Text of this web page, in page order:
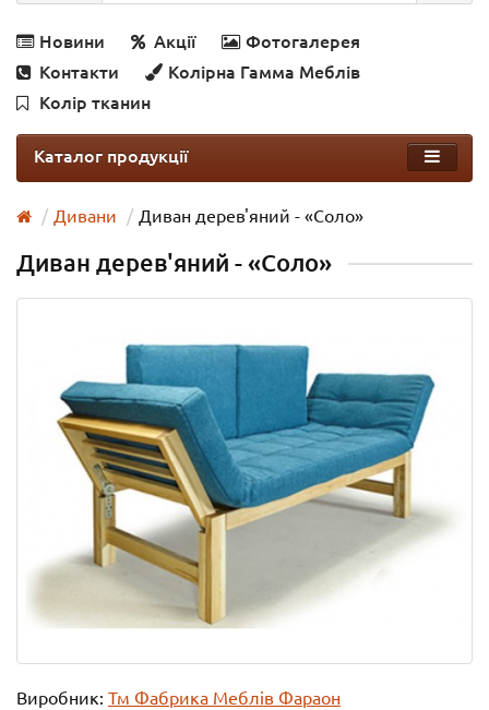
Новини Акції
Фотогалерея
Контакти
Колірна Гамма Меблів
Колір тканин
Каталог продукції
Дивани Диван дерев'яний - «Соло»
Диван дерев'яний - «Соло»
Виробник: Тм Фабрика Меблів Фараон